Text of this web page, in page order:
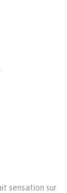
sensation sur